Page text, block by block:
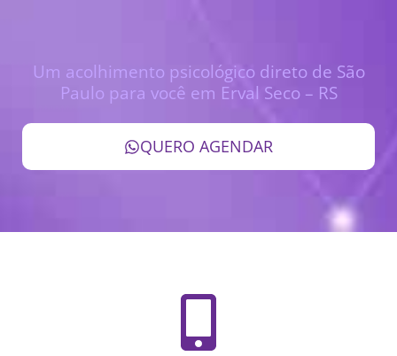
Um acolhimento psicológico direto de São
Paulo para você em Erval Seco – RS
QUERO AGENDAR